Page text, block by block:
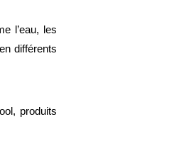
l’eau, les
différents
produits